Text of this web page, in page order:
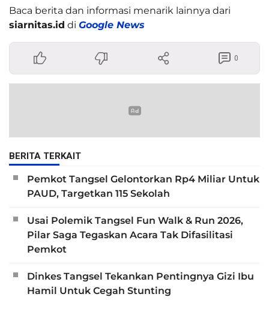
Baca berita dan informasi menarik lainnya dari
siarnitas.id di Google News
0
BERITA TERKAIT
Pemkot Tangsel Gelontorkan Rp4 Miliar Untuk
PAUD, Targetkan 115 Sekolah
Usai Polemik Tangsel Fun Walk & Run 2026,
Pilar Saga Tegaskan Acara Tak Difasilitasi
Pemkot
Dinkes Tangsel Tekankan Pentingnya Gizi Ibu
Hamil Untuk Cegah Stunting